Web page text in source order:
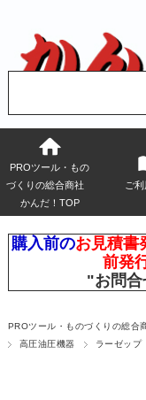
PROツール・もの
づくりの総合商社
かんだ！TOP
ご
購入前のお見積書
前発
"お問
PROツール・ものづくりの総
高圧油圧機器
ラーゼップ